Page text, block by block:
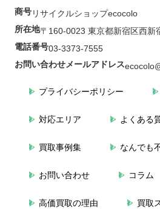
商号リサイクルショップecocolo
所在地〒160-0023 東京都新宿区西新
電話番号03-3373-7555
お問い合わせメールアドレス
プライバシーポリシー
対応エリア よくある
買取事例集 なんでも
お問い合わせ コラム
高価買取の理由 買取